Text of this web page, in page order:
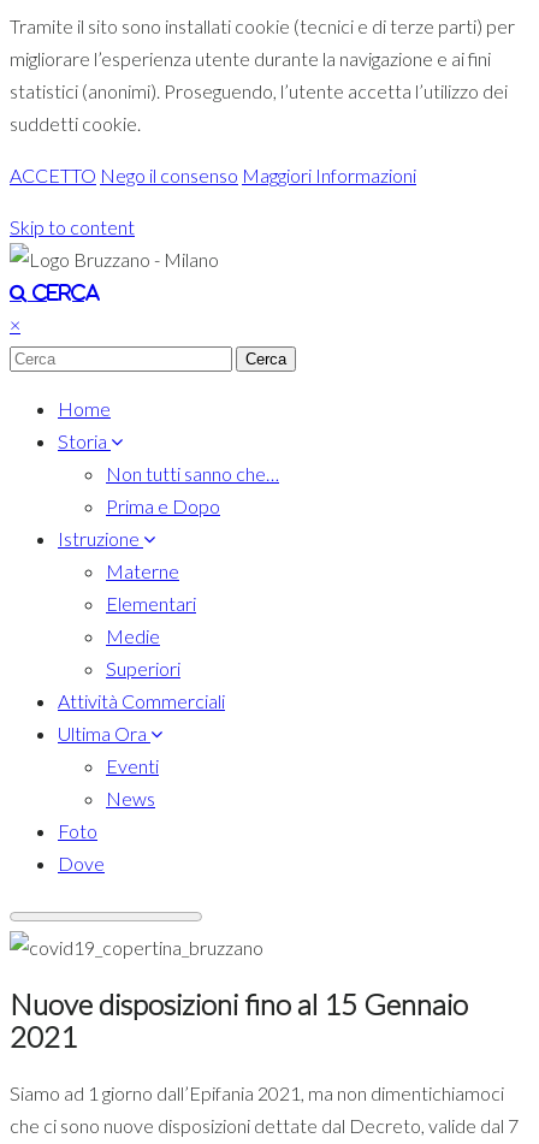
Tramite il sito sono installati cookie (tecnici e di terze parti) per
migliorare l’esperienza utente durante la navigazione e ai fini
statistici (anonimi). Proseguendo, l’utente accetta l’utilizzo dei
suddetti cookie.
ACCETTO Nego il consenso Maggiori Informazioni
Skip to content
Toggle navigation
Cerca
×
Home
Storia
Non tutti sanno che…
Prima e Dopo
Istruzione
Materne
Elementari
Medie
Superiori
Attività Commerciali
Ultima Ora
Eventi
News
Foto
Dove
Nuove disposizioni fino al 15 Gennaio
2021
Siamo ad 1 giorno dall’Epifania 2021, ma non dimentichiamoci
che ci sono nuove disposizioni dettate dal Decreto, valide dal 7